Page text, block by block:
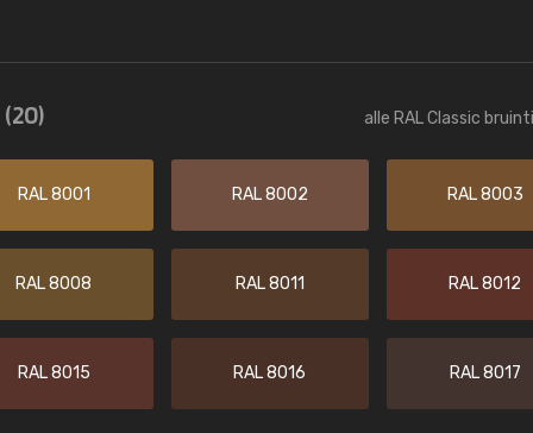
(20) alle RAL Classic
RAL 8001 RAL 8002 RAL 8003
RAL 8008 RAL 8011 RAL 8012
RAL 8015 RAL 8016 RAL 8017